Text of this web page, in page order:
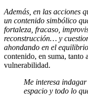
Además, en las acciones
un contenido simbólico
fortaleza, fracaso,
reconstrucción… y
ahondando en el
contenido, en suma, tanto
vulnerabilidad.
Me interesa
espacio y todo lo